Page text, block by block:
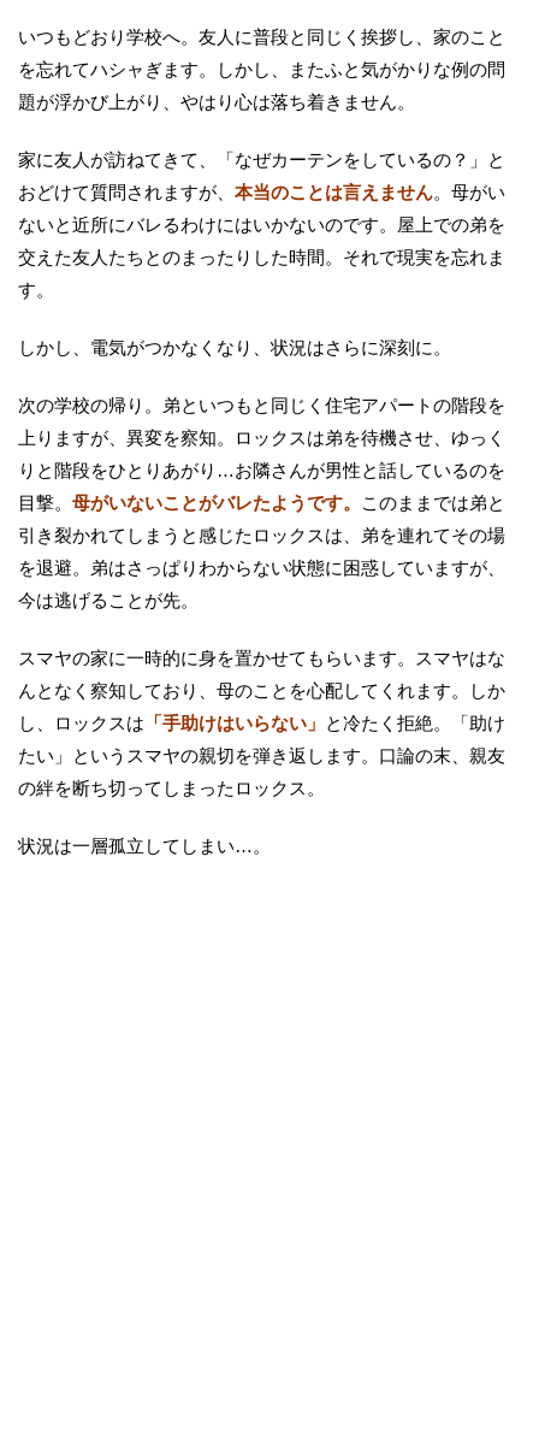
いつもどおり学校へ。友人に普段と同じく挨拶し、家のこと
を忘れてハシャぎます。しかし、またふと気がかりな例の問
題が浮かび上がり、やはり心は落ち着きません。
家に友人が訪ねてきて、「なぜカーテンをしているの？」と
おどけて質問されますが、 本当のことは言えません。母がい
ないと近所にバレるわけにはいかないのです。屋上での弟を
交えた友人たちとのまったりした時間。それで現実を忘れま
す。
しかし、電気がつかなくなり、状況はさらに深刻に。
次の学校の帰り。弟といつもと同じく住宅アパートの階段を
上りますが、異変を察知。ロックスは弟を待機させ、ゆっく
りと階段をひとりあがり…お隣さんが男性と話しているのを
目撃。 母がいないことがバレたようです。
このままでは弟と
引き裂かれてしまうと感じたロックスは、弟を連れてその場
を退避。弟はさっぱりわからない状態に困惑していますが、
今は逃げることが先。
スマヤの家に一時的に身を置かせてもらいます。スマヤはな
んとなく察知しており、母のことを心配してくれます。しか
し、ロックスは 「手助けはいらない」 と冷たく拒絶。「助け
たい」というスマヤの親切を弾き返します。口論の末、親友
の絆を断ち切ってしまったロックス。
状況は一層孤立してしまい…。